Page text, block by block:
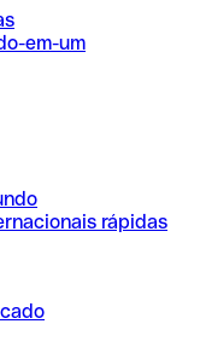
em-um
rápidas